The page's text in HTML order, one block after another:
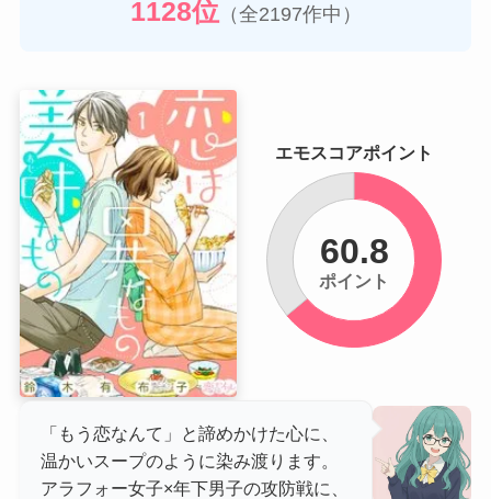
1128位（全2197作中）
「もう恋なんて」と諦めかけた心に、
温かいスープのように染み渡ります。
アラフォー女子×年下男子の攻防戦に、
エモスコアポイント
60.8
ポイント